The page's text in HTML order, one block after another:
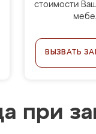
стоимости
ВЫЗВАТЬ
при